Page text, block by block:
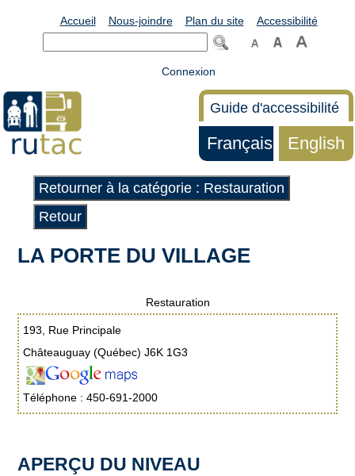
Accueil Nous-joindre Plan du site Accessibilité
Connexion
Guide d'accessibilité
Français English
Retourner à la catégorie : Restauration
Retour
LA PORTE DU VILLAGE
Restauration
193, Rue Principale
Châteauguay (Québec) J6K 1G3
Téléphone : 450-691-2000
APERÇU DU NIVEAU